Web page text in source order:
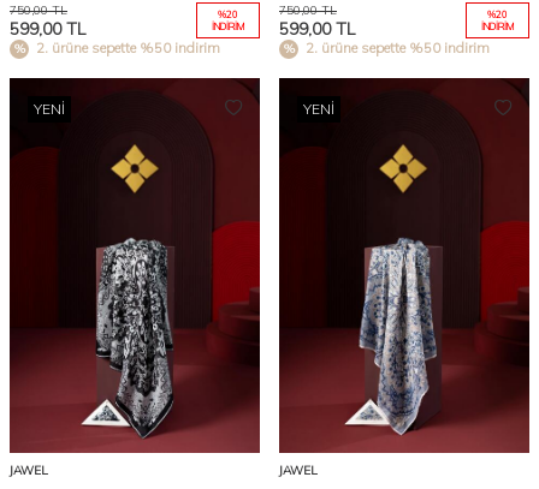
750,00TL
599,00TL
%20
İNDIRIM
2. ürüne sepette %50 indirim
750,00TL
599,00TL
%20
İNDIRIM
2. ürüne sepette %50 indirim
YENI
JAWEL
YENI
JAWEL